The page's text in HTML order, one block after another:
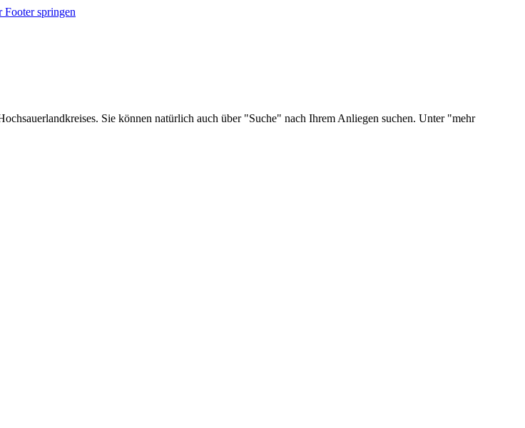
Footer springen
Sie können natürlich auch über "Suche" nach Ihrem Anliegen suchen. Unter "mehr